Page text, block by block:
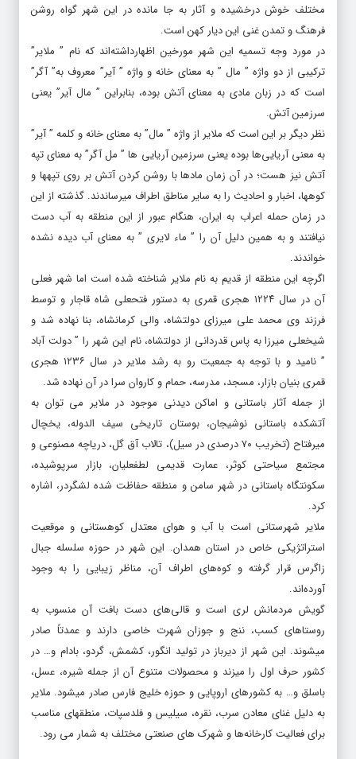
مختلف خوش درخشیده و آثار به جا مانده در این شهر گواه روشن
فرهنگ و تمدن غنی این دیار کهن است.
در مورد وجه تسمیه این شهر مورخین اظهارداشته‌اند که نام ” ملایر”
ترکیبی از دو واژه ” مال ” به معنای خانه و واژه ” آیر” معروف به” آگر”
است که در زبان مادی به معنای آتش بوده، بنابراین ” مال آیر” یعنی
سرزمین آتش.
نظر دیگر بر این است که ملایر از واژه ” مال” به معنای خانه و کلمه ” آیر”
به معنی آریایی‌ها بوده یعنی سرزمین آریایی ها ” مل آگر” به معنای تپه
آتش نیز هست؛ در آن زمان مادها با روشن کردن آتش بر روی تپهها و
کوهها، اخبار و احادیث را به سایر مناطق اطراف میرساندند. گذشته از این
در زمان حمله اعراب به ایران، هنگام عبور از این منطقه به آب دست
نیافتند و به همین دلیل آن را ” ماء لایری ” به معنای آب دیده نشده
خواندند.
اگرچه این منطقه از قدیم به نام ملایر شناخته شده است اما شهر فعلی
آن در سال ۱۲۲۴ هجری قمری به دستور فتحعلی شاه قاجار و توسط
فرزند وی محمد علی میرزای دولتشاه، والی کرمانشاه، بنا نهاده شد و
شیخعلی میرزا به پاس قدردانی از دولتشاه، نام این شهر را ” دولت آباد
” نامید و با توجه به جمعیت رو به رشد ملایر در سال ۱۲۳۶ هجری
قمری بنیان بازار، مسجد، مدرسه، حمام و کاروان سرا در آن نهاده شد.
از جمله آثار باستانی و اماکن دیدنی موجود در ملایر می توان به
آتشکده باستانی نوشیجان، بوستان تاریخی سیف الدوله، یخچال
میرفتاح (تخریب ۷۰ درصدی در سیل)، تالاب آق گل، دریاچه مصنوعی و
مجتمع سیاحتی کوثر، عمارت قدیمی لطفعلیان، بازار سرپوشیده،
سکونتگاه باستانی در شهر سامن و منطقه حفاظت شده لشگردر، اشاره
کرد.
ملایر شهرستانی است با آب و هوای معتدل کوهستانی و موقعیت
استراتژیکی خاص در استان همدان. این شهر در حوزه سلسله جبال
زاگرس قرار گرفته و کوه‌های اطراف آن، مناظر زیبایی را به وجود
آورده‌اند.
گویش مردمانش لری است و قالی‌های دست بافت آن منسوب به
روستاهای کسب، ننج و جوزان شهرت خاصی دارند و عمدتاً صادر
میشوند. این شهر از دیرباز در تولید انگور، کشمش، گردو، بادام و… در
کشور حرف اول را میزند و محصولات متنوع آن از جمله شیره، عسل،
باسلق و… به کشورهای اروپایی و حوزه خلیج فارس صادر میشود. ملایر
به دلیل غنای معادن سرب، نقره، سیلیس و فلدسپات، منطقهای مناسب
برای فعالیت کارخانه‌ها و شهرک های صنعتی مختلف به شمار می رود.